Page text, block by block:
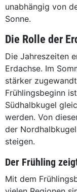
unabhängig von
Sonne.
Die Rolle der
Die Jahreszeiten
Erdachse. Im
stärker
Frühlingsbeginn
Südhalbkugel
werden. Von
der
steigen.
Der Frühling
Mit dem